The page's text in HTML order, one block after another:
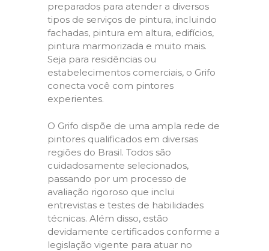
preparados para atender a diversos
tipos de serviços de pintura, incluindo
fachadas, pintura em altura, edifícios,
pintura marmorizada e muito mais.
Seja para residências ou
estabelecimentos comerciais, o Grifo
conecta você com pintores
experientes.
O Grifo dispõe de uma ampla rede de
pintores qualificados em diversas
regiões do Brasil. Todos são
cuidadosamente selecionados,
passando por um processo de
avaliação rigoroso que inclui
entrevistas e testes de habilidades
técnicas. Além disso, estão
devidamente certificados conforme a
legislação vigente para atuar no